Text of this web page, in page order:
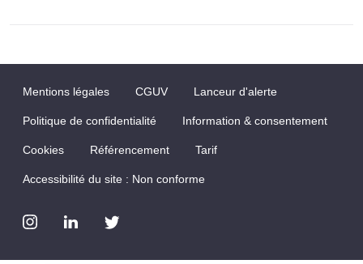
Mentions légales CGUV Lanceur d'alerte
Politique de confidentialité Information & consentement
Cookies Référencement Tarif
Accessibilité du site : Non conforme